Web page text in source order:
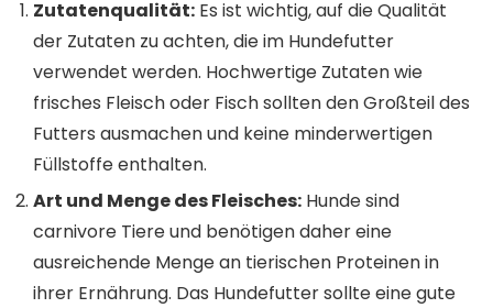
Zutatenqualität: Es ist wichtig, auf die Qualität
der Zutaten zu achten, die im Hundefutter
verwendet werden. Hochwertige Zutaten wie
frisches Fleisch oder Fisch sollten den Großteil des
Futters ausmachen und keine minderwertigen
Füllstoffe enthalten.
Art und Menge des Fleisches: Hunde sind
carnivore Tiere und benötigen daher eine
ausreichende Menge an tierischen Proteinen in
ihrer Ernährung. Das Hundefutter sollte eine gute